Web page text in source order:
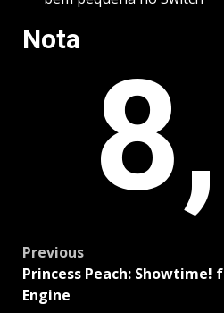
Nota
Post
navigation
Previous
Princess Peach:
Engine